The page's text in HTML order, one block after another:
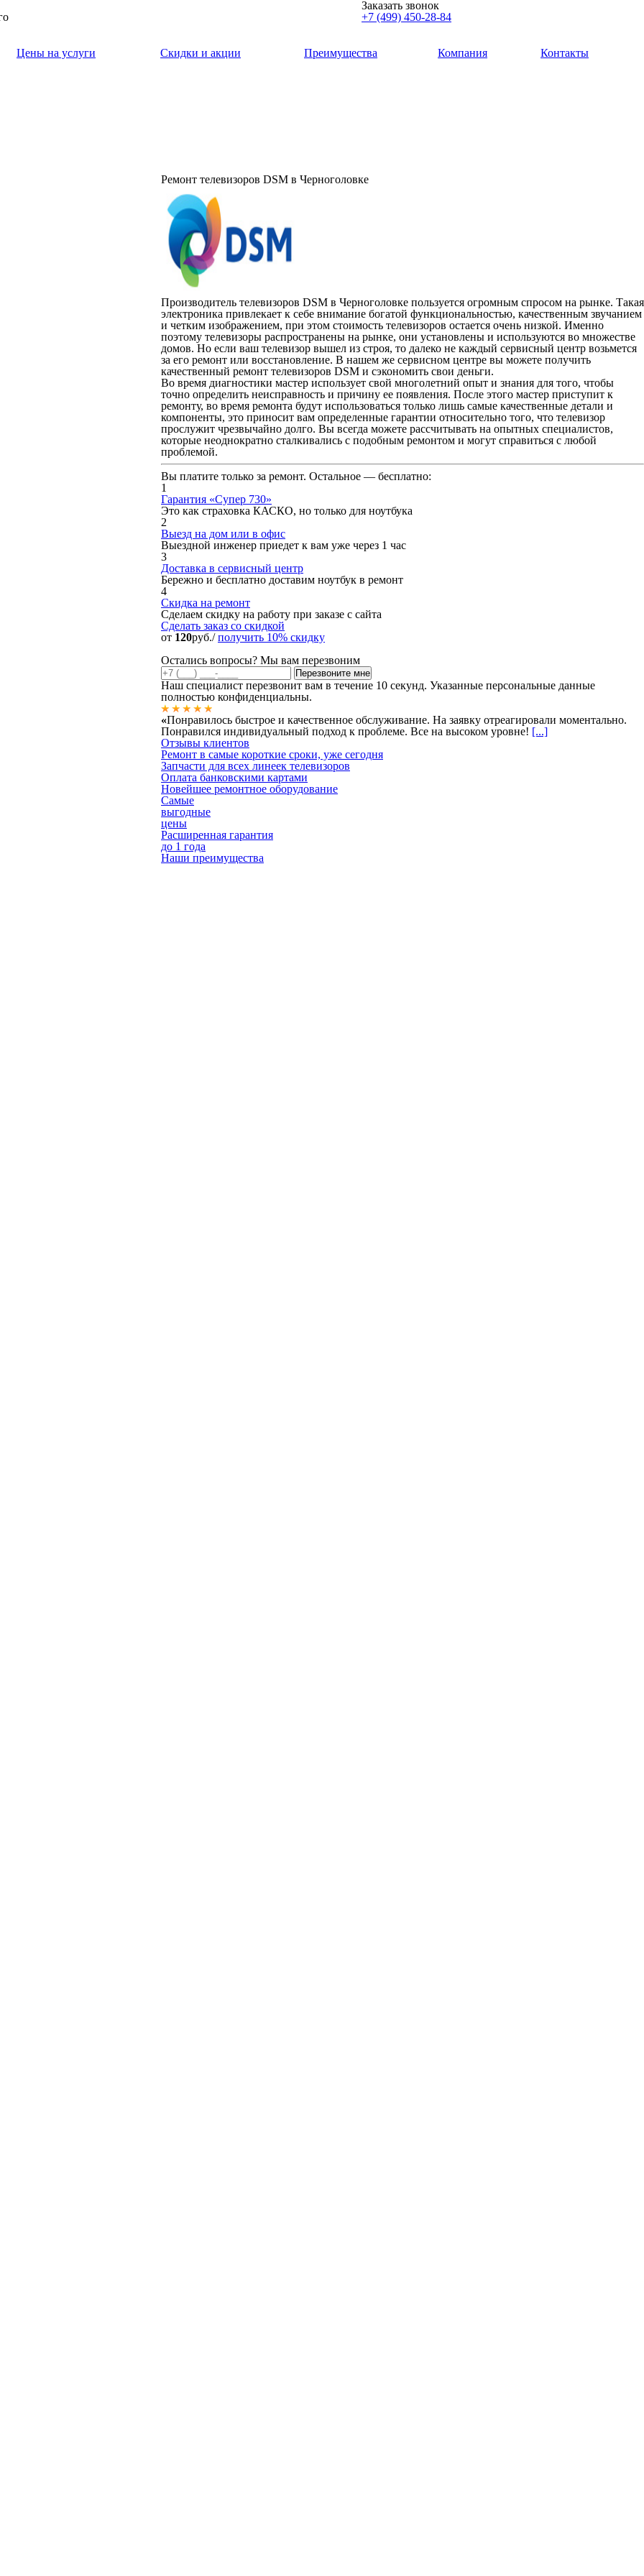
Заказать звонок
+7 (499) 450-28-84
Цены на услуги Скидки и акции Преимущества Компания Контакты
Ремонт телевизоров DSM в Черноголовке
Производитель телевизоров DSM в Черноголовке пользуется огромным спросом на рынке. Такая
электроника привлекает к себе внимание богатой функциональностью, качественным звучанием
и четким изображением, при этом стоимость телевизоров остается очень низкой. Именно
поэтому телевизоры распространены на рынке, они установлены и используются во множестве
домов. Но если ваш телевизор вышел из строя, то далеко не каждый сервисный центр возьмется
за его ремонт или восстановление. В нашем же сервисном центре вы можете получить
качественный ремонт телевизоров DSM и сэкономить свои деньги.
Во время диагностики мастер использует свой многолетний опыт и знания для того, чтобы
точно определить неисправность и причину ее появления. После этого мастер приступит к
ремонту, во время ремонта будут использоваться только лишь самые качественные детали и
компоненты, это приносит вам определенные гарантии относительно того, что телевизор
прослужит чрезвычайно долго. Вы всегда можете рассчитывать на опытных специалистов,
которые неоднократно сталкивались с подобным ремонтом и могут справиться с любой
проблемой.
Вы платите только за ремонт. Остальное — бесплатно:
1
Гарантия «Супер 730»
Это как страховка КАСКО, но только для ноутбука
2
Выезд на дом или в офис
Выездной инженер приедет к вам уже через 1 час
3
Доставка в сервисный центр
Бережно и бесплатно доставим ноутбук в ремонт
4
Скидка на ремонт
Сделаем скидку на работу при заказе с сайта
Сделать заказ со скидкой
от 120руб./получить 10% скидку
Остались вопросы? Мы вам перезвоним
Наш специалист перезвонит вам в течение 10 секунд. Указанные персональные данные
полностью конфиденциальны.
«Понравилось быстрое и качественное обслуживание. На заявку отреагировали моментально.
Понравился индивидуальный подход к проблеме. Все на высоком уровне! [...]
Отзывы клиентов
Ремонт в самые короткие сроки, уже сегодня
Запчасти для всех линеек телевизоров
Оплата банковскими картами
Новейшее ремонтное оборудование
Самые
выгодные
цены
Расширенная гарантия
до 1 года
Наши преимущества